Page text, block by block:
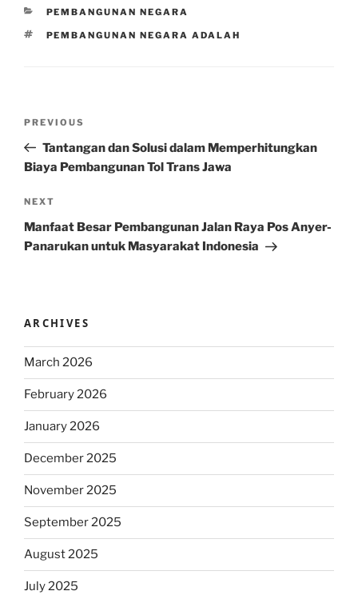
CATEGORIES
PEMBANGUNAN NEGARA
TAGS
PEMBANGUNAN NEGARA ADALAH
Previous
Post
PREVIOUS
Tantangan dan Solusi dalam Memperhitungkan
Biaya Pembangunan Tol Trans Jawa
Next
Post
NEXT
Manfaat Besar Pembangunan Jalan Raya Pos Anyer-
Panarukan untuk Masyarakat Indonesia
ARCHIVES
March 2026
February 2026
January 2026
December 2025
November 2025
September 2025
August 2025
July 2025